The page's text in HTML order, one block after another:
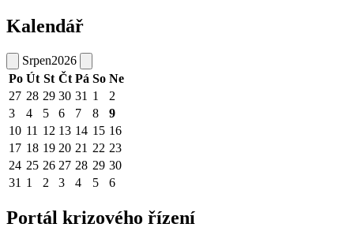
Kalendář
Srpen2026
Po Út St Čt Pá So Ne
27 28 29 30 31 1
2
3
4 5 6 7 8
9
10 11 12 13 14 15 16
17 18 19 20 21 22 23
24 25 26 27 28 29 30
31 1 2 3 4 5 6
Portál krizového řízení